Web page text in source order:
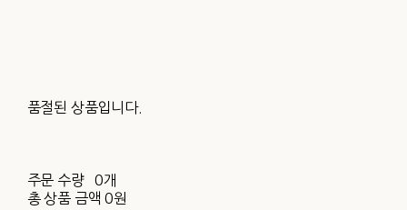
품절된 상품입니다.
주문 수량
0개
총 상품 금액 0원